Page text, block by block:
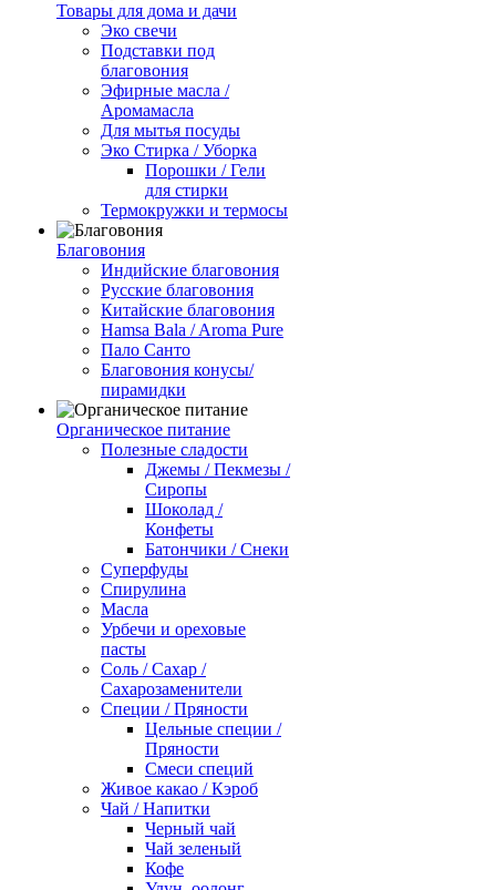
Товары для дома и дачи
Эко свечи
Подставки под
благовония
Эфирные масла /
Аромамасла
Для мытья посуды
Эко Стирка / Уборка
Порошки / Гели
для стирки
Термокружки и термосы
Благовония
Индийские благовония
Русские благовония
Китайские благовония
Hamsa Bala / Aroma Pure
Пало Санто
Благовония конусы/
пирамидки
Органическое питание
Полезные сладости
Джемы / Пекмезы /
Сиропы
Шоколад /
Конфеты
Батончики / Снеки
Суперфуды
Спирулина
Масла
Урбечи и ореховые
пасты
Соль / Сахар /
Сахарозаменители
Специи / Пряности
Цельные специи /
Пряности
Смеси специй
Живое какао / Кэроб
Чай / Напитки
Черный чай
Чай зеленый
Кофе